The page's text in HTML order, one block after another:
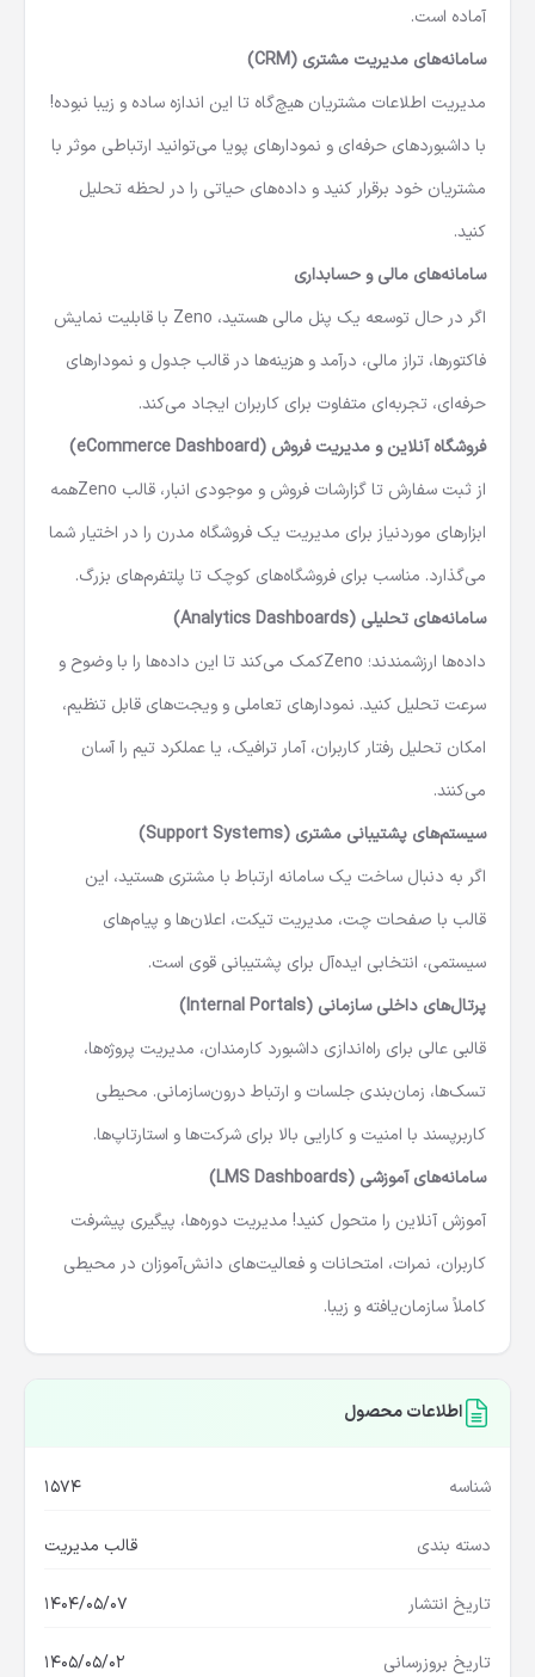
مانیتورینگ لحظه‌ای گرفته تا مدیریت کاربران و عملکردها، همه‌چیز
آماده است.
سامانه‌های مدیریت مشتری (CRM)
مدیریت اطلاعات مشتریان هیچ‌گاه تا این اندازه ساده و زیبا نبوده!
با داشبوردهای حرفه‌ای و نمودارهای پویا می‌توانید ارتباطی موثر با
مشتریان خود برقرار کنید و داده‌های حیاتی را در لحظه تحلیل
کنید.
سامانه‌های مالی و حسابداری
اگر در حال توسعه یک پنل مالی هستید، Zeno با قابلیت نمایش
فاکتورها، تراز مالی، درآمد و هزینه‌ها در قالب جدول و نمودارهای
حرفه‌ای، تجربه‌ای متفاوت برای کاربران ایجاد می‌کند.
فروشگاه آنلاین و مدیریت فروش (eCommerce Dashboard)
از ثبت سفارش تا گزارشات فروش و موجودی انبار، قالب Zenoهمه
ابزارهای موردنیاز برای مدیریت یک فروشگاه مدرن را در اختیار شما
می‌گذارد. مناسب برای فروشگاه‌های کوچک تا پلتفرم‌های بزرگ.
سامانه‌های تحلیلی (Analytics Dashboards)
داده‌ها ارزشمندند؛ Zenoکمک می‌کند تا این داده‌ها را با وضوح و
سرعت تحلیل کنید. نمودارهای تعاملی و ویجت‌های قابل تنظیم،
امکان تحلیل رفتار کاربران، آمار ترافیک، یا عملکرد تیم را آسان
می‌کنند.
سیستم‌های پشتیبانی مشتری (Support Systems)
اگر به دنبال ساخت یک سامانه ارتباط با مشتری هستید، این
قالب با صفحات چت، مدیریت تیکت، اعلان‌ها و پیام‌های
سیستمی، انتخابی ایده‌آل برای پشتیبانی قوی است.
پرتال‌های داخلی سازمانی (Internal Portals)
قالبی عالی برای راه‌اندازی داشبورد کارمندان، مدیریت پروژه‌ها،
تسک‌ها، زمان‌بندی جلسات و ارتباط درون‌سازمانی. محیطی
کاربرپسند با امنیت و کارایی بالا برای شرکت‌ها و استارتاپ‌ها.
سامانه‌های آموزشی (LMS Dashboards)
آموزش آنلاین را متحول کنید! مدیریت دوره‌ها، پیگیری پیشرفت
کاربران، نمرات، امتحانات و فعالیت‌های دانش‌آموزان در محیطی